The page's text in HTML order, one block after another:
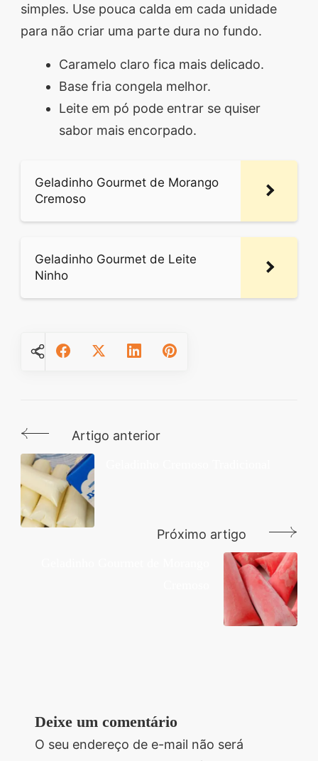
simples. Use pouca calda em cada unidade
para não criar uma parte dura no fundo.
Caramelo claro fica mais delicado.
Base fria congela melhor.
Leite em pó pode entrar se quiser
sabor mais encorpado.
Geladinho Gourmet de Morango
Cremoso
Geladinho Gourmet de Leite
Ninho
Navegação
de
post
Artigo anterior
Próximo artigo
Deixe um comentário
O seu endereço de e-mail não será